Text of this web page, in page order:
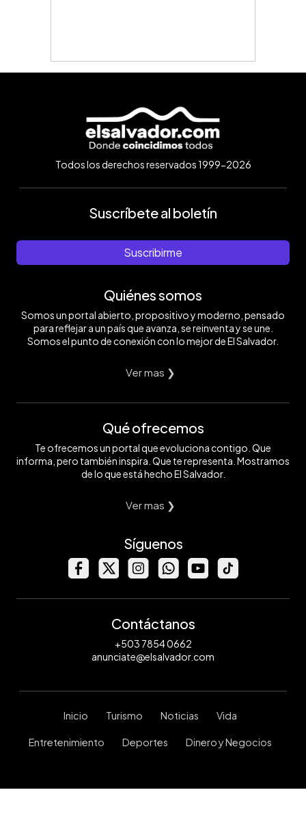
Todos los derechos reservados 1999-2026
Suscríbete al boletín
Suscribirme
Quiénes somos
Somos un portal abierto, propositivo y moderno, pensado
para reflejar a un país que avanza, se reinventa y se une.
Somos el punto de conexión con lo mejor de El Salvador.
Ver mas ❯
Qué ofrecemos
Te ofrecemos un portal que evoluciona contigo. Que
informa, pero también inspira. Que te representa. Mostramos
de lo que está hecho El Salvador.
Ver mas ❯
Síguenos
Contáctanos
+503 7854 0662
anunciate@elsalvador.com
Inicio Turismo Noticias Vida
Entretenimiento Deportes Dinero y Negocios